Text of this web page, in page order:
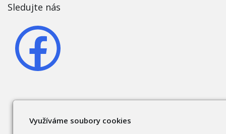
Sledujte nás
Využíváme soubory cookies